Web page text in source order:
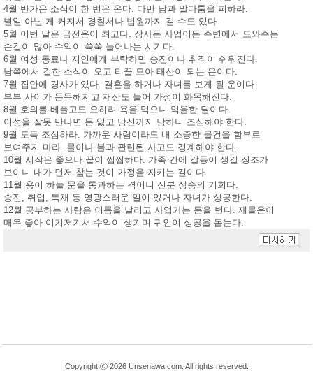
4월 반가운 소식이 한 번은 온다. 다만 남과 말다툼을 피하라.
별일 아닌 게 커져서 경찰서나 법원까지 갈 수도 있다.
5월 이번 달은 금전운이 최고다. 장사든 사업이든 주변에서 도와주는
손길이 많아 수익이 쑥쑥 늘어나는 시기다.
6월 여성 동료나 지인에게 부탁하면 승진이나 취직이 쉬워진다.
남쪽에서 길한 소식이 오고 티끌 모아 태산이 되는 운이다.
7월 집안에 경사가 있다. 결혼을 하거나 자녀를 보게 될 운이다.
부부 사이가 돈독해지고 재산도 늘어 가정이 화목해진다.
8월 호의를 베풀고도 오히려 욕을 먹으니 억울한 달이다.
이성을 잘못 만나면 돈 잃고 망신까지 당하니 조심해야 한다.
9월 도둑 조심하라. 가까운 사람이라도 내 소중한 물건을 함부로
보여주지 마라. 물이나 불과 관련된 사고도 경계해야 한다.
10월 시작은 좋으나 끝이 찝찝하다. 가족 간에 갈등이 생길 징조가
보이니 내가 먼저 참는 것이 가정을 지키는 길이다.
11월 용이 하늘 문을 통과하는 격이니 신분 상승의 기회다.
승진, 취업, 특채 등 영광스러운 일이 있거나 자녀가 성공한다.
12월 공부하는 사람은 이름을 날리고 사업가는 돈을 번다. 재물운이
매우 좋아 여기저기서 수익이 생기며 귀인이 성공을 돕는다.
Copyright ⓒ 2026 Unsenawa.com. All rights reserved.